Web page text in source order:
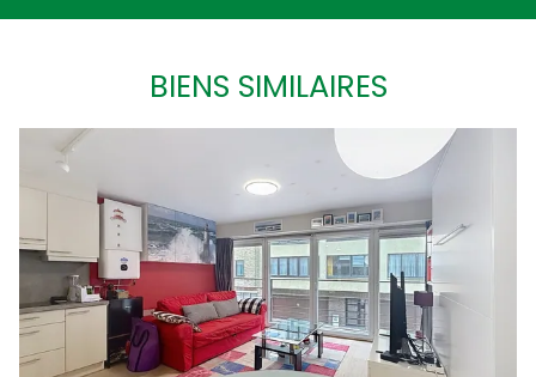
BIENS SIMILAIRES